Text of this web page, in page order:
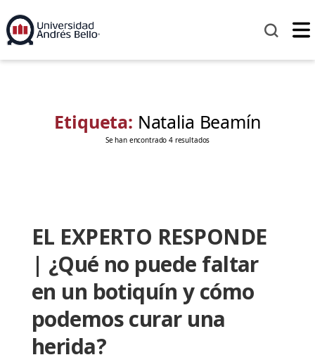
Etiqueta: Natalia Beamín
Se han encontrado 4 resultados
EL EXPERTO RESPONDE
| ¿Qué no puede faltar
en un botiquín y cómo
podemos curar una
herida?